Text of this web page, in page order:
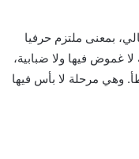
بمعنى ملتزم حرفيا
لا غموض فيها ولا ضبابية،
وهي مرحلة لا بأس فيها